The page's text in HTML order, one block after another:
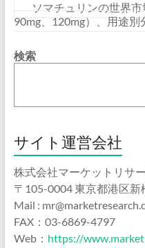
ソマチュリンの世界市
90mg、120mg）、用途別
検索
サイト運営会社
株式会社マーケットリサ
〒105-0004 東京都港区新
Mail :
FAX：03-6869-4797
Web： https://